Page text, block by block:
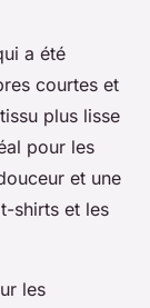
a été
courtes et
plus lisse
pour les
et une
shirts et les
les